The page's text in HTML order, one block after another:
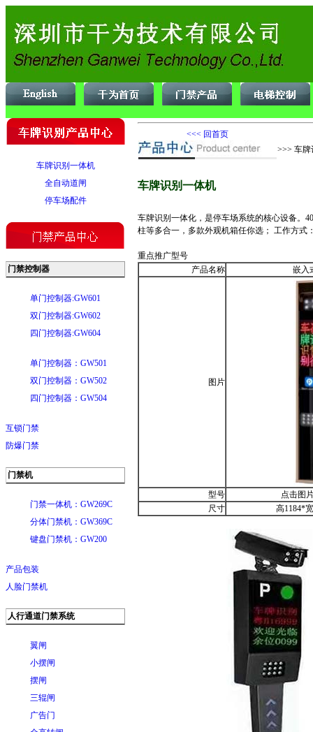
车牌识别一体机
全自动道闸
停车场配件
门禁控制器
单门控制器:GW601
双门控制器:GW602
四门控制器:GW604
单门控制器：GW501
双门控制器：GW502
四门控制器：GW504
互锁门禁
防爆门禁
门禁机
门禁一体机：GW269C
分体门禁机：GW369C
键盘门禁机：GW200
产品包装
人脸门禁机
人行通道门禁系统
翼闸
小摆闸
摆闸
三辊闸
广告门
<<< 回首页
>>> 车
车牌识别一体机
车牌识别一体化，是停车场系统的核心设备。
柱等多合一，多款外观机箱任你选； 工作方式
重点推广型号
产品名称
嵌入
图片
型号
点击图
尺寸
高1184*